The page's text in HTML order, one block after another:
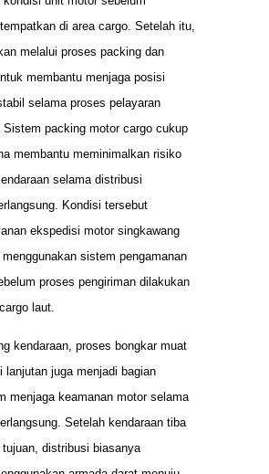
di area cargo. Setelah itu,
melalui proses packing dan
membantu menjaga posisi
selama proses pelayaran
Sistem packing motor cargo cukup
membantu meminimalkan risiko
selama distribusi
Kondisi tersebut
ekspedisi motor singkawang
sistem pengamanan
proses pengiriman dilakukan
laut.
kendaraan, proses bongkar muat
lanjutan juga menjadi bagian
menjaga keamanan motor selama
Setelah kendaraan tiba
tujuan, distribusi biasanya